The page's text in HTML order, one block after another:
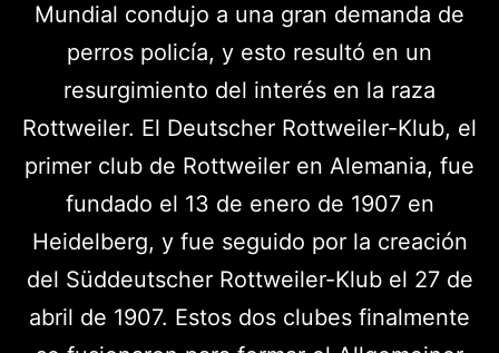
Mundial condujo a una gran demanda de
perros policía, y esto resultó en un
resurgimiento del interés en la raza
Rottweiler. El Deutscher Rottweiler-Klub, el
primer club de Rottweiler en Alemania, fue
fundado el 13 de enero de 1907 en
Heidelberg, y fue seguido por la creación
del Süddeutscher Rottweiler-Klub el 27 de
abril de 1907. Estos dos clubes finalmente